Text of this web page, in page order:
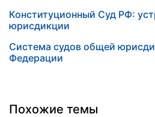
Конституционный Суд РФ:
юрисдикции
Система судов общей
Федерации
Похожие темы